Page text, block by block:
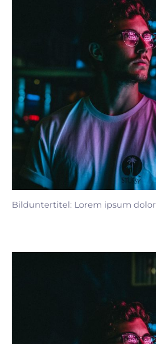
Bilduntertitel: Lorem ipsum dolor